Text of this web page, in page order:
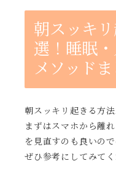
朝スッキ
選！睡眠
メソッド
朝スッキリ起きる方
まずはスマホから離
を見直すのも良いの
ぜひ参考にしてみてく